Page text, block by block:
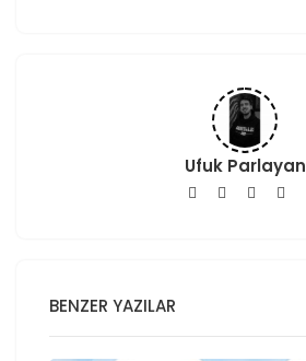
Ufuk Parlayan
BENZER YAZILAR